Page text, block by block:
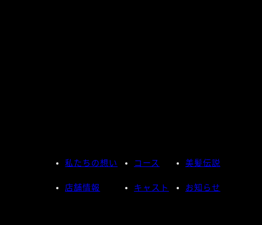
私たちの想い コース 美髪伝説
店舗情報 キャスト お知らせ